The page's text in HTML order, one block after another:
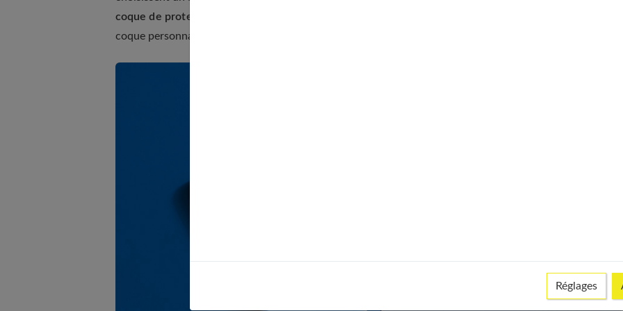
coque de protection
coque personnalisée, ce problème n'a pas lieu d'être.
Réglages